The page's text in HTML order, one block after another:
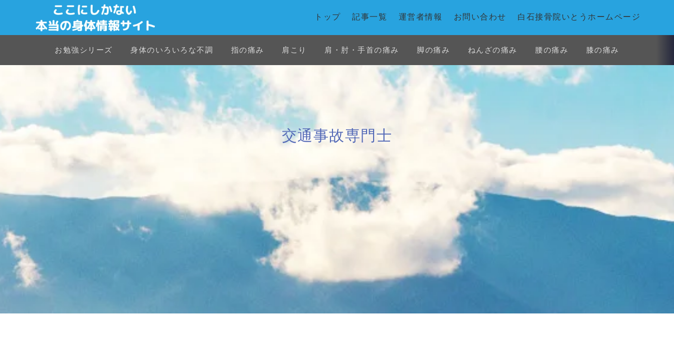
トップ 記事一覧 運営者情報 お問い合わせ 白石接骨院いとうホームページ
お勉強シリーズ 身体のいろいろな不調 指の痛み 肩こり 肩・肘・手首の痛み 脚の痛み ねんざの痛み 腰の痛み 膝の痛み
首の痛み 交通事故
交通事故専門士